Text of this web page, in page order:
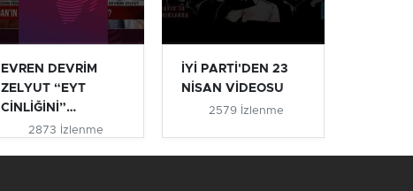
EVREN DEVRİM
ZELYUT “EYT
CİNLİĞİNİ”
AÇIKLADI #eyt
2873 İzlenme
İYİ PARTİ'DEN 23
NİSAN VİDEOSU
2579 İzlenme